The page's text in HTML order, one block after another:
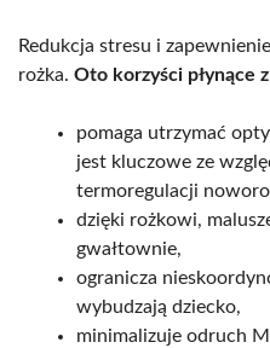
Redukcja stresu i
rożka. Oto korzyści płynące
pomaga utrzymać
jest kluczowe ze
termoregulacji
dzięki rożkowi,
gwałtownie,
ogranicza
wybudzają dziecko,
minimalizuje odruch